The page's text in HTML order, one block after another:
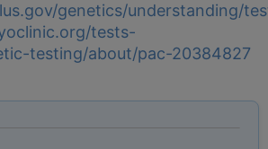
genetics/understanding/
tests-
testing/about/pac-20384827